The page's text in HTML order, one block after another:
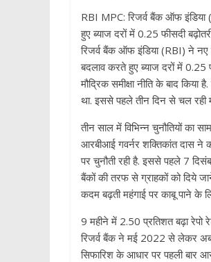
RBI MPC: र‍िजर्व बैंक ऑफ
हुए ब्याज दरों में 0.25 फीसदी
रिजर्व बैंक ऑफ इंडिया (RBI) ने नए
बदलाव करते हुए ब्याज दरों में 0.25
मौद्र‍िक समीक्षा नीत‍ि के बाद
था. इससे पहले तीन द‍िन से चल रही
तीन साल में विभिन्न चुनौतियों का
आरबीआई गवर्नर शक्तिकांत दास ने
पर चुनौती रही है. इससे पहले 7
बैंकों की तरफ से ग्राहकों को द‍िये
कदम बढ़ती महंगाई पर काबू पाने के
9 महीने में 2.50 प्रत‍िशत बढ़ा रेपो
र‍िजर्व बैंक ने मई 2022 से लेकर अब
सिफारिश के आधार पर पहली बार